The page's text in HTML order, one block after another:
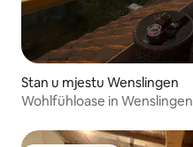
Stan u mjestu Wenslingen
Wohlfühloase in Wenslingen